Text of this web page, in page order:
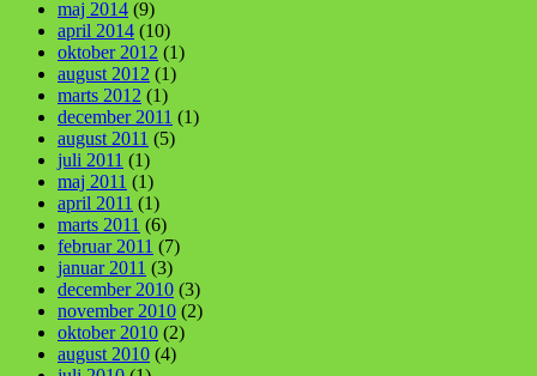
maj 2014 (9)
april 2014 (10)
oktober 2012 (1)
august 2012 (1)
marts 2012 (1)
december 2011 (1)
august 2011 (5)
juli 2011 (1)
maj 2011 (1)
april 2011 (1)
marts 2011 (6)
februar 2011 (7)
januar 2011 (3)
december 2010 (3)
november 2010 (2)
oktober 2010 (2)
august 2010 (4)